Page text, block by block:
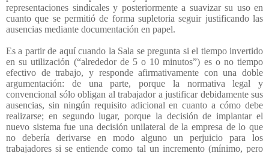
representaciones sindicales y posteriormente a suavizar su uso en
cuanto que se permitió de forma supletoria seguir justificando las
ausencias mediante documentación en papel.
Es a partir de aquí cuando la Sala se pregunta si el tiempo invertido
en su utilización (“alrededor de 5 o 10 minutos”) es o no tiempo
efectivo de trabajo, y responde afirmativamente con una doble
argumentación: de una parte, porque la normativa legal y
convencional sólo obligan al trabajador a justificar debidamente sus
ausencias, sin ningún requisito adicional en cuanto a cómo debe
realizarse; en segundo lugar, porque la decisión de implantar el
nuevo sistema fue una decisión unilateral de la empresa de lo que
no debería derivarse en modo alguno un perjuicio para los
trabajadores si se entiende como tal un incremento (mínimo, pero